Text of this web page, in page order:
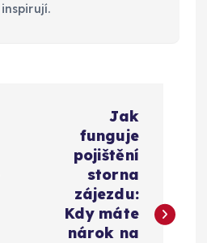
inspirují.
Jak
funguje
pojištění
storna
zájezdu:
Kdy máte
nárok na